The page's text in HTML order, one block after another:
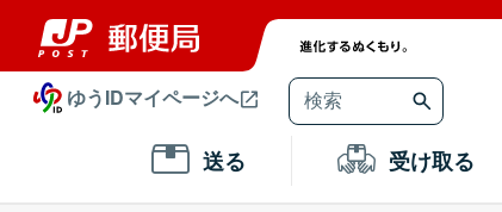
ゆうIDマイページへ
送る 受け取る